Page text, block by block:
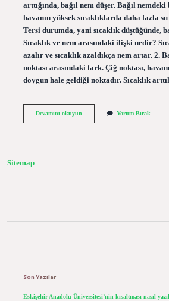
arttığında, bağıl nem düşer. Bağıl nemdeki
havanın yüksek sıcaklıklarda daha fazla
Tersi durumda, yani sıcaklık düştüğünde,
Sıcaklık ve nem arasındaki ilişki nedir?
azalır ve sıcaklık azaldıkça nem artar. 2.
noktası arasındaki fark. Çiğ noktası,
doygun hale geldiği noktadır. Sıcaklık
Devamını okuyunBağıl
Yorum Bırak
Sitemap
Son Yazılar
Eskişehir Anadolu Üniversitesi’nin kısaltması nasıl